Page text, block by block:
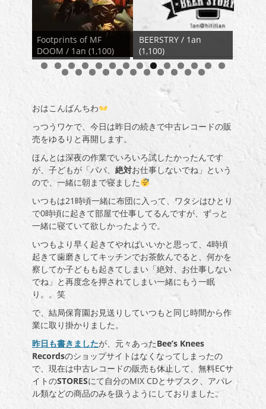
BEERSTRY / 1an
(1,100)
REVIVE / TA98 (1,320)
おはこんばんちわ
っつうワケで、今日は昨日の続きで中古レコードの販
売をゆるりと再開します。
ほんとは深夜の作業でいろいろ試したかったんです
が、子どもが「パパ、 絶対お仕事しないでね」という
ので、一緒に朝まで寝ました
いつもは21時頃一緒に布団に入って、ワタシはひとり
で0時頃に起きて部屋で仕事してるんですが、ずっと
一緒に寝ていて欲しかったようで。
いつもより早く起きてやればいいかと思って、4時頃
起きて歯磨きしてキッチンでお茶飲んでると、何かを
察してか子どもも起きてしまい「絶対、お仕事しない
でね」と再度念を押されてしまい一緒にもう一眠
り。。笑
で、結局保育園お見送りしていつもと同じ時間から作
業に取り掛かりました。
昨日も書きましたが、元々あったBee’s Knees
Recordsのショップサイトはなくなってしまったの
で、現在は中古レコードの販売も休止して、無料ECサ
イトのSTORESにて自分のMIX CDとサブスク、アパレ
ル類などの商品のみを扱うようにしておりました。